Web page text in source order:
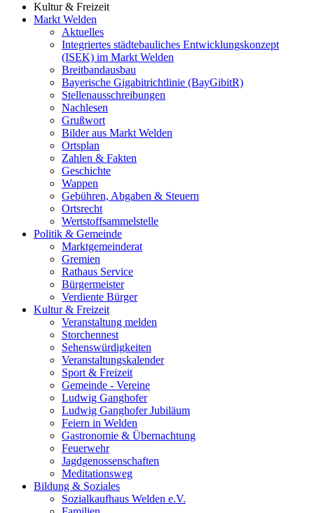
Kultur & Freizeit
Markt Welden
Aktuelles
Integriertes städtebauliches Entwicklungskonzept
(ISEK) im Markt Welden
Breitbandausbau
Bayerische Gigabitrichtlinie (BayGibitR)
Stellenausschreibungen
Nachlesen
Grußwort
Bilder aus Markt Welden
Ortsplan
Zahlen & Fakten
Geschichte
Wappen
Gebühren, Abgaben & Steuern
Ortsrecht
Wertstoffsammelstelle
Politik & Gemeinde
Marktgemeinderat
Gremien
Rathaus Service
Bürgermeister
Verdiente Bürger
Kultur & Freizeit
Veranstaltung melden
Storchennest
Sehenswürdigkeiten
Veranstaltungskalender
Sport & Freizeit
Gemeinde - Vereine
Ludwig Ganghofer
Ludwig Ganghofer Jubiläum
Feiern in Welden
Gastronomie & Übernachtung
Feuerwehr
Jagdgenossenschaften
Meditationsweg
Bildung & Soziales
Sozialkaufhaus Welden e.V.